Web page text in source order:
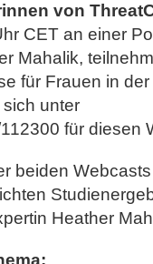
von
CET an einer
Mahalik,
für Frauen in
unter
für diesen
beiden
Heather